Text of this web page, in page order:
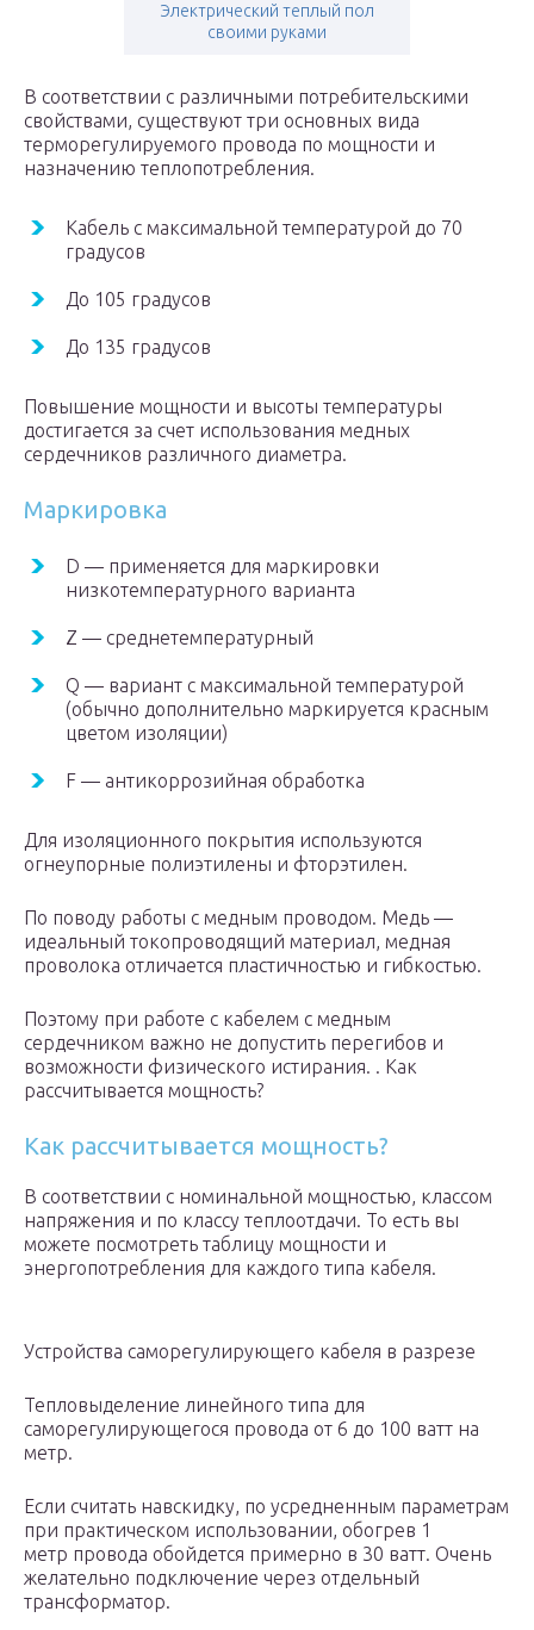
Электрический теплый пол
своими руками
В соответствии с различными потребительскими
свойствами, существуют три основных вида
терморегулируемого провода по мощности и
назначению теплопотребления.
Кабель с максимальной температурой до 70
градусов
До 105 градусов
До 135 градусов
Повышение мощности и высоты температуры
достигается за счет использования медных
сердечников различного диаметра.
Маркировка
D — применяется для маркировки
низкотемпературного варианта
Z — среднетемпературный
Q — вариант с максимальной температурой
(обычно дополнительно маркируется красным
цветом изоляции)
F — антикоррозийная обработка
Для изоляционного покрытия используются
огнеупорные полиэтилены и фторэтилен.
По поводу работы с медным проводом. Медь —
идеальный токопроводящий материал, медная
проволока отличается пластичностью и гибкостью.
Поэтому при работе с кабелем с медным
сердечником важно не допустить перегибов и
возможности физического истирания. . Как
рассчитывается мощность?
Как рассчитывается мощность?
В соответствии с номинальной мощностью, классом
напряжения и по классу теплоотдачи. То есть вы
можете посмотреть таблицу мощности и
энергопотребления для каждого типа кабеля.
Устройства саморегулирующего кабеля в разрезе
Тепловыделение линейного типа для
саморегулирующегося провода от 6 до 100 ватт на
метр.
Если считать навскидку, по усредненным параметрам
при практическом использовании, обогрев 1
метр провода обойдется примерно в 30 ватт. Очень
желательно подключение через отдельный
трансформатор.